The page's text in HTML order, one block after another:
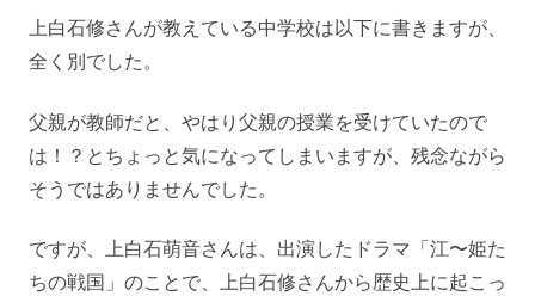
上白石修さんが教えている中学校は以下に書きますが、
全く別でした。
父親が教師だと、やはり父親の授業を受けていたので
は！？とちょっと気になってしまいますが、残念ながら
そうではありませんでした。
ですが、上白石萌音さんは、出演したドラマ「江〜姫た
ちの戦国」のことで、上白石修さんから歴史上に起こっ